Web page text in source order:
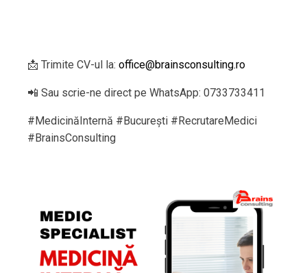
📩 Trimite CV-ul la: office@brainsconsulting.ro
📲 Sau scrie-ne direct pe WhatsApp: 0733733411
#MedicinăInternă #București #RecrutareMedici
#BrainsConsulting